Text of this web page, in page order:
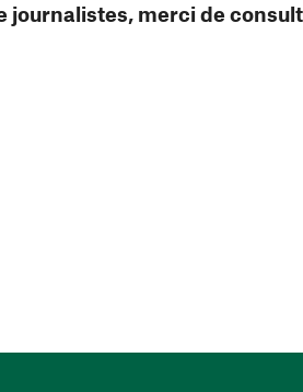
journalistes, merci de
nouvelle fenêtre)